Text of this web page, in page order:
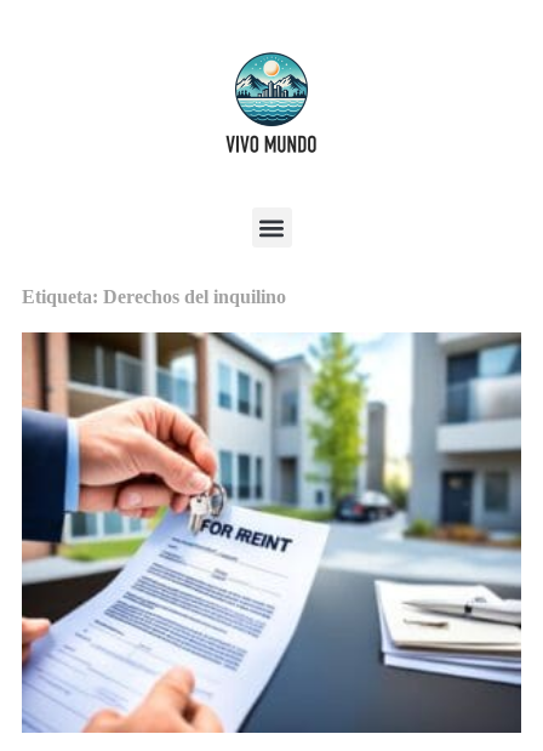
Etiqueta: Derechos del inquilino